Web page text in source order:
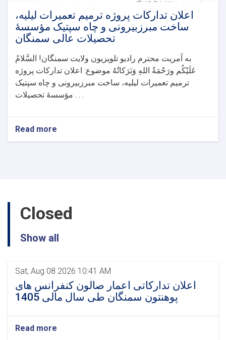
اعلان تدارکات پروژه ترمیم تعمیرات لیلیه،
ساخت مبرزبیرونی و چاه سپتیک مؤسسۀ
تحصیلات عالی سمنگان
به آمریت محترم رادیو تلویزیون ولایت سمنگان! السَّلامُ
عَلَيْكُم ورَحْمَةُ اللهِ وَبَرَكاتُهُ موضوع: اعلان تدارکات پروژه
ترمیم تعمیرات لیلیه، ساخت مبرزبیرونی و چاه سپتیک
مؤسسۀ تحصیلات . . .
Read more
اعلان
مبرزبیرونی
و
سپتیک
عالی
سمنگان
Closed
Show all
Sat, Aug 08 2026 10:41 AM
اعلان تدارکاتی اعمار صالون کنفرانس های
پوهنتون سمنگان طی سال مالی 1405
Read more